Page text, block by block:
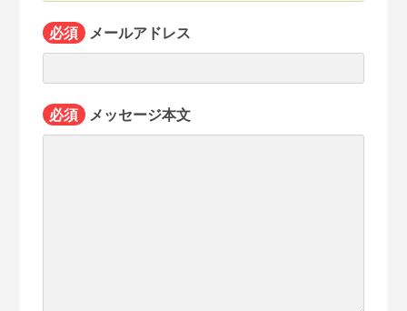
必須 メールアドレス
必須 メッセージ本文